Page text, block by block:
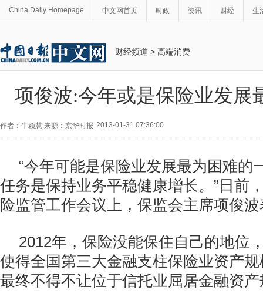
China Daily Homepage 中文网首页 时政 资讯 财经 生
财经频道 > 高端消费
项俊波:今年或是保险业发展
作者：牛颖慧 来源：京华时报 2013-01-31 07:36:00
“今年可能是保险业发展最为困难的
任务是保持业务平稳健康增长。”日前
险监管工作会议上，保监会主席项俊
2012年，保险没能保住自己的地位
使得全国第三大金融支柱保险业资产
最终不得不让位于信托业屈居金融资